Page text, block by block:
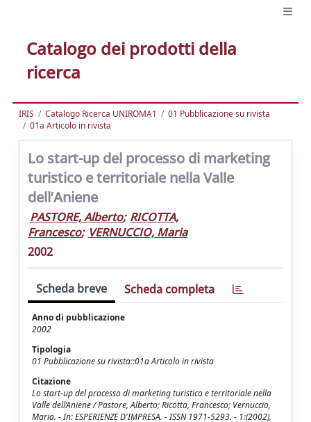
Catalogo dei prodotti della
ricerca
IRIS Catalogo Ricerca UNIROMA1
01 Pubblicazione su rivista
01a Articolo in rivista
Lo start-up del processo di marketing
turistico e territoriale nella Valle
dell’Aniene
PASTORE, Alberto; RICOTTA,
Francesco; VERNUCCIO, Maria
2002
Scheda breve Scheda completa
Anno di pubblicazione
2002
Tipologia
01 Pubblicazione su rivista::01a Articolo in rivista
Citazione
Lo start-up del processo di marketing turistico e territoriale nella
Valle dell’Aniene / Pastore, Alberto; Ricotta, Francesco; Vernuccio,
Maria. - In: ESPERIENZE D'IMPRESA. - ISSN 1971-5293. - 1:(2002),